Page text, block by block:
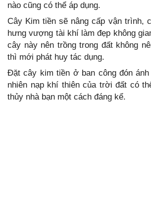
nào cũng có thể áp dụng.
Cây Kim tiền sẽ nâng cấp vận trình,
hưng vượng tài khí làm đẹp không
cây này nên trồng trong đất không
thì mới phát huy tác dụng.
Đặt cây kim tiền ở ban công đón
nhiên nạp khí thiên của trời đất có
thủy nhà bạn một cách đáng kể.